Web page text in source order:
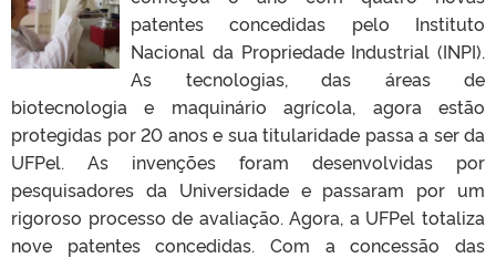
patentes concedidas pelo Instituto
Nacional da Propriedade Industrial (INPI).
As tecnologias, das áreas de
biotecnologia e maquinário agrícola, agora estão
protegidas por 20 anos e sua titularidade passa a ser da
UFPel. As invenções foram desenvolvidas por
pesquisadores da Universidade e passaram por um
rigoroso processo de avaliação. Agora, a UFPel totaliza
nove patentes concedidas. Com a concessão das